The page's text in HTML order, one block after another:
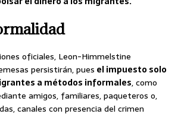
oficiales, Leon-Himmelstine
persistirán, pues el impuesto solo
a métodos informales, como
amigos, familiares, paqueteros o,
canales con presencia del crimen